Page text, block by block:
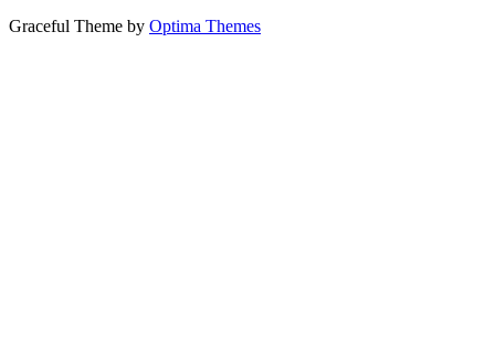
Graceful Theme by Optima Themes